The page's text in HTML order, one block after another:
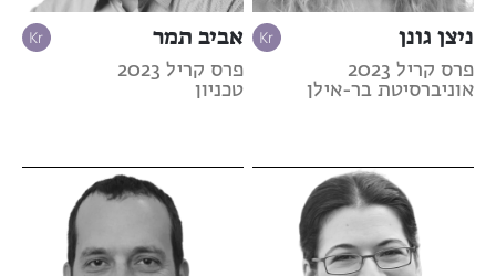
ניצן גונן
פרס קריל 2023
אוניברסיטת בר-אילן
אביב תמר
פרס קריל 2023
טכניון